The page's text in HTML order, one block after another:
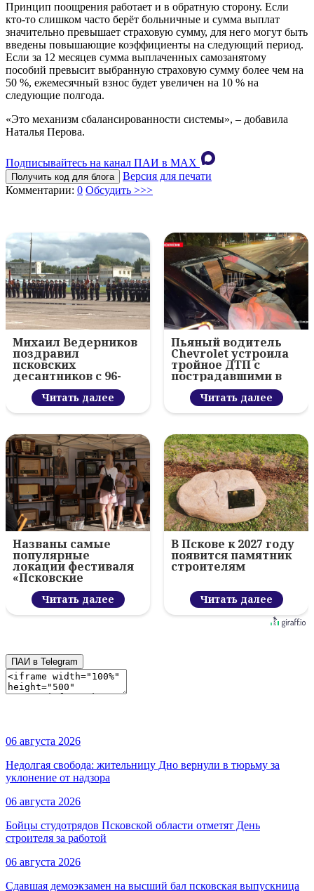
Принцип поощрения работает и в обратную сторону. Если
кто-то слишком часто берёт больничные и сумма выплат
значительно превышает страховую сумму, для него могут быть
введены повышающие коэффициенты на следующий период.
Если за 12 месяцев сумма выплаченных самозанятому
пособий превысит выбранную страховую сумму более чем на
50 %, ежемесячный взнос будет увеличен на 10 % на
следующие полгода.
«Это механизм сбалансированности системы», – добавила
Наталья Перова.
Подписывайтесь на канал ПАИ в MAХ
Получить код для блога
Версия для печати
Комментарии: 0 Обсудить >>>
Михаил Ведерников
поздравил
псковских
десантников с 96-
летием ВДВ и
вручил награды
Читать далее
Пьяный водитель
Chevrolet устроила
тройное ДТП с
пострадавшими в
Пскове
Читать далее
Названы самые
популярные
локации фестиваля
«Псковские
каникулы»
Читать далее
В Пскове к 2027 году
появится памятник
строителям
Читать далее
ПАИ в Telegram
06 августа 2026
Недолгая свобода: жительницу Дно вернули в тюрьму за
уклонение от надзора
06 августа 2026
Бойцы студотрядов Псковской области отметят День
строителя за работой
06 августа 2026
Сдавшая демоэкзамен на высший бал псковская выпускница